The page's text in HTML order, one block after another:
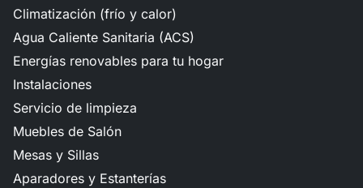
Climatización (frío y calor)
Agua Caliente Sanitaria (ACS)
Energías renovables para tu hogar
Instalaciones
Servicio de limpieza
Muebles de Salón
Mesas y Sillas
Aparadores y Estanterías